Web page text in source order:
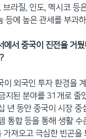
브라질, 인도, 멕시코 등
등에 높은 관세를 부과
에서 중국이 진전을 거
이 외국인 투자 환경을
지된 분야를 31개로 줄
년 동안 중국이 시장 중
통합 등을 통해 생활 수
가져오고 극심한 빈곤을